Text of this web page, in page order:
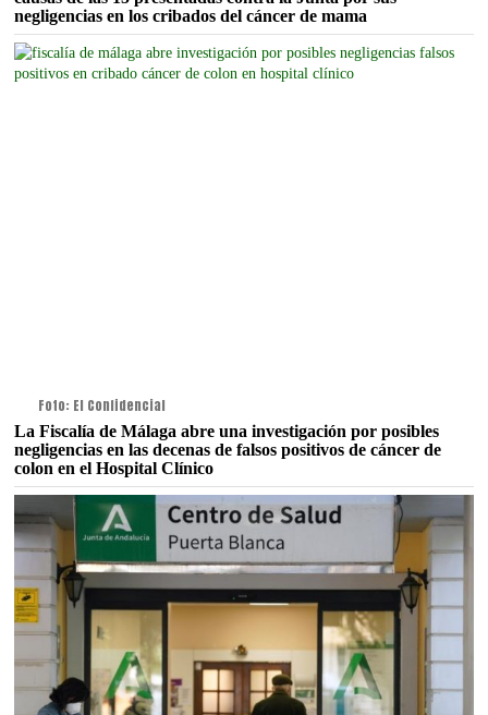
negligencias en los cribados del cáncer de mama
Foto: El Confidencial
La Fiscalía de Málaga abre una investigación por posibles
negligencias en las decenas de falsos positivos de cáncer de
colon en el Hospital Clínico